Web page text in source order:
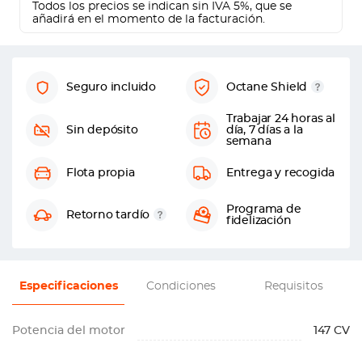
Todos los precios se indican sin IVA 5%, que se
añadirá en el momento de la facturación.
Seguro incluido Octane Shield
Sin depósito
Trabajar 24 horas al
día, 7 días a la
semana
Flota propia Entrega y recogida
Retorno tardío
Programa de
fidelización
Especificaciones Condiciones Requisitos
Potencia del motor 147 CV